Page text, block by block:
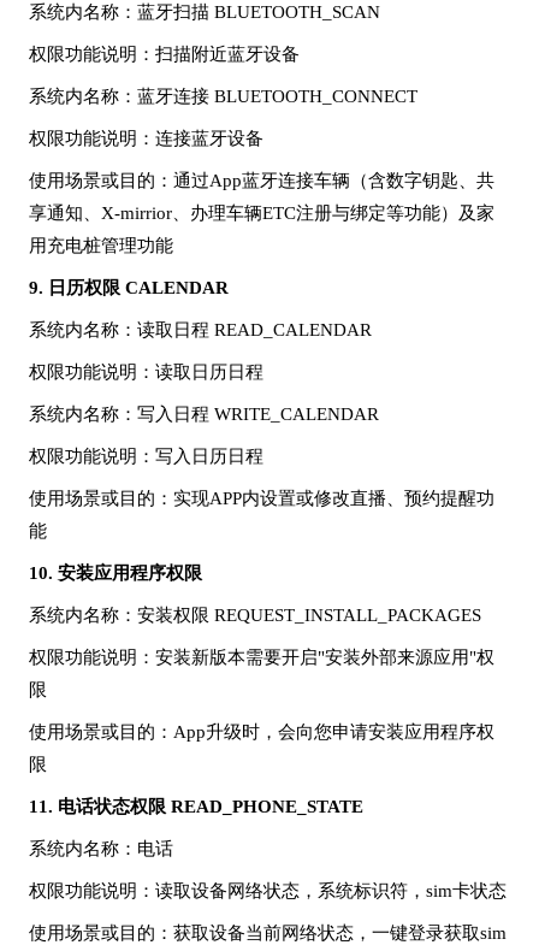
系统内名称：蓝牙扫描 BLUETOOTH_SCAN
权限功能说明 ：扫描附近蓝牙设备
系统内名称：蓝牙连接 BLUETOOTH_CONNECT
权限功能说明 ：连接蓝牙设备
使用场景或目的 ：通过App蓝牙连接车辆（含数字钥匙、共
享通知、X-mirrior、办理车辆ETC注册与绑定等功能）及家
用充电桩管理功能
9. 日历权限 CALENDAR
系统内名称：读取日程 READ_CALENDAR
权限功能说明 ：读取日历日程
系统内名称：写入日程 WRITE_CALENDAR
权限功能说明 ：写入日历日程
使用场景或目的 ：实现APP内设置或修改直播、预约提醒功
能
10. 安装应用程序权限
系统内名称：安装权限 REQUEST_INSTALL_PACKAGES
权限功能说明 ：安装新版本需要开启"安装外部来源应用"权
限
使用场景或目的 ： App升级时，会向您申请安装应用程序权
限
11. 电话状态权限 READ_PHONE_STATE
系统内名称：电话
权限功能说明 ：读取设备网络状态，系统标识符， sim卡状态
使用场景或目的 ：获取设备当前网络状态，一键登录获取sim